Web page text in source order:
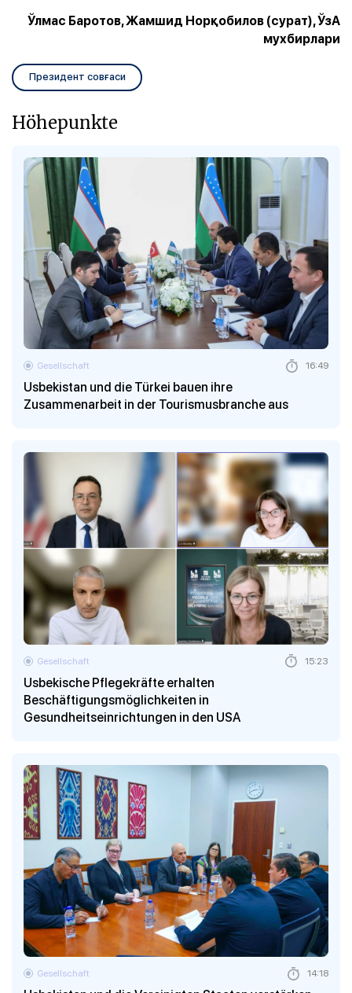
Ўлмас Баротов, Жамшид Норқобилов (сурат), ЎзА
мухбирлари
Президент совғаси
Höhepunkte
Usbekistan und die Türkei bauen ihre
Zusammenarbeit in der Tourismusbranche aus
Gesellschaft 16:49
Usbekische Pflegekräfte erhalten
Beschäftigungsmöglichkeiten in
Gesundheitseinrichtungen in den USA
Gesellschaft 15:23
Gesellschaft 14:18